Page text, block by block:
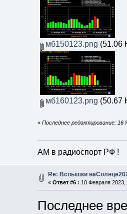
мб150123.png (51.06
мб160123.png (50.67
« Последнее редактирование: 16
АМ в радиоспорт РФ !
Re: Вспышки
« Ответ #6 : 10 Февраля 2023,
Последнее